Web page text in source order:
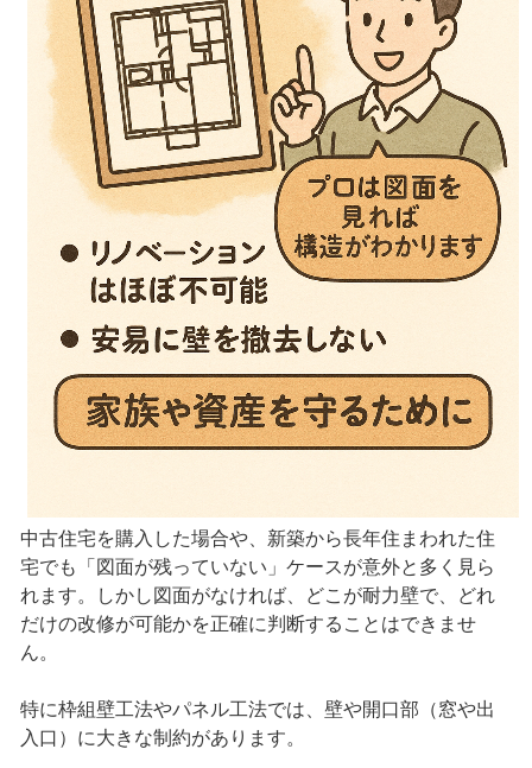
中古住宅を購入した場合や、新築から長年住まわれた住
宅でも「図面が残っていない」ケースが意外と多く見ら
れます。しかし図面がなければ、どこが耐力壁で、どれ
だけの改修が可能かを正確に判断することはできませ
ん。
特に枠組壁工法やパネル工法では、壁や開口部（窓や出
入口）に大きな制約があります。